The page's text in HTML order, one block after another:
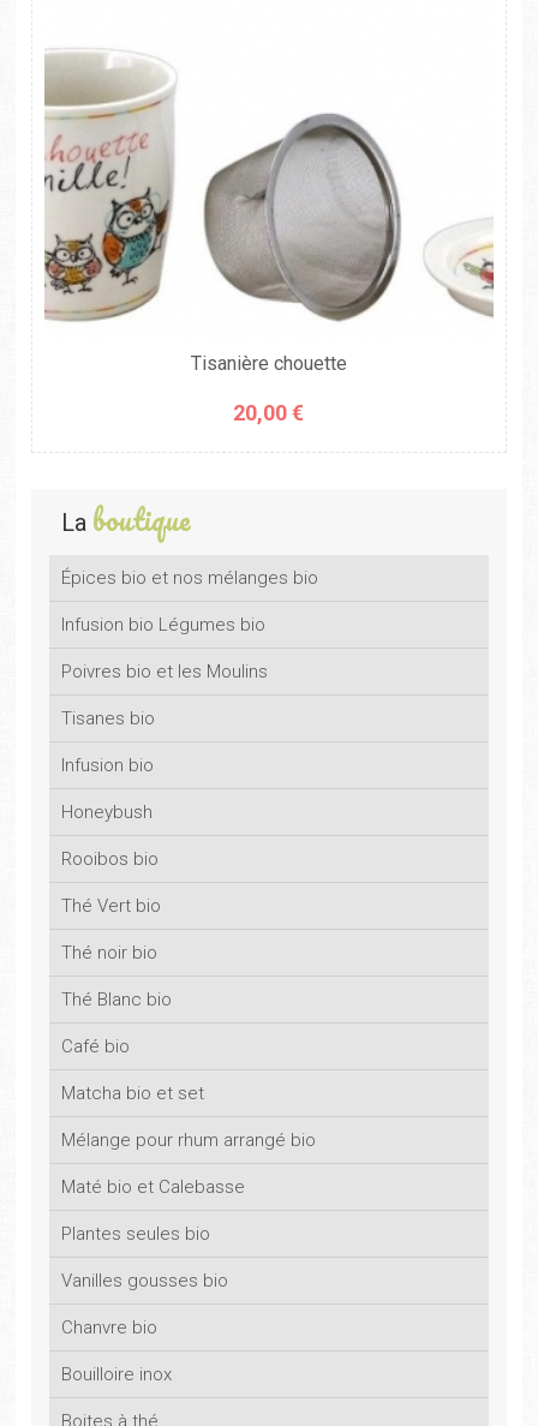
Tisanière chouette
20,00 €
La boutique
Épices bio et nos mélanges bio
Infusion bio Légumes bio
Poivres bio et les Moulins
Tisanes bio
Infusion bio
Honeybush
Rooibos bio
Thé Vert bio
Thé noir bio
Thé Blanc bio
Café bio
Matcha bio et set
Mélange pour rhum arrangé bio
Maté bio et Calebasse
Plantes seules bio
Vanilles gousses bio
Chanvre bio
Bouilloire inox
Boites à thé